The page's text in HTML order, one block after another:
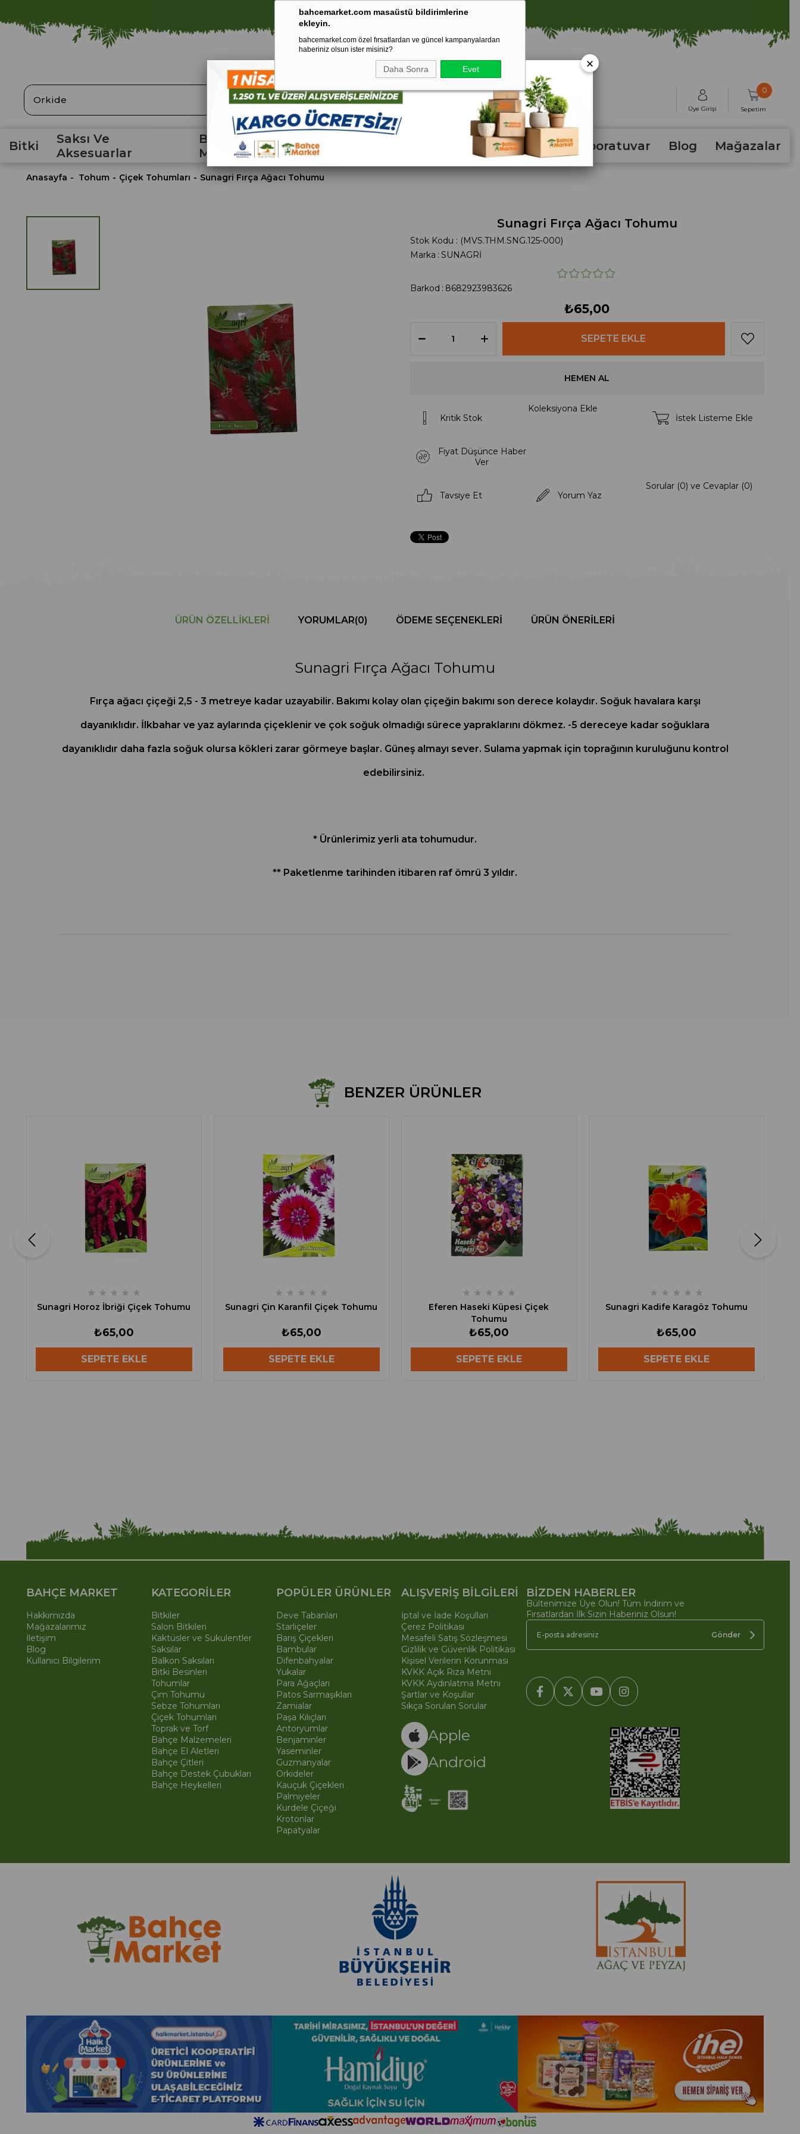
bahcemarket.com masaüstü bildirimlerine
ekleyin.
bahcemarket.com özel fırsatlardan ve güncel kampanyalardan
haberiniz olsun ister misiniz?
Daha Sonra Evet
⚠️ SATIŞLARIMIZ YALNIZCA İSTANBUL İLİ İLE SINIRLIDIR.
ARA
Üye Girişi Sepetim
0
Bitki
Saksı Ve
Aksesuarlar
Bahçe
Malzemeleri
Tohum Laboratuvar Blog Mağazalar
Anasayfa Tohum Çiçek Tohumları Sunagri Fırça Ağacı Tohumu
Sunagri Fırça Ağacı Tohumu
Stok Kodu
(MVS.THM.SNG.125-000)
Marka : SUNAGRİ
Barkod : 8682923983626
₺65,00
Kritik Stok
Koleksiyona Ekle
İstek Listeme Ekle
Fiyat Düşünce Haber
Ver
Tavsiye Et Yorum Yaz
Sorular (0) ve Cevaplar (0)
ÜRÜN ÖZELLIKLERI YORUMLAR(0) ÖDEME SEÇENEKLERI ÜRÜN ÖNERILERI
Sunagri Fırça Ağacı Tohumu
Fırça ağacı çiçeği 2,5 - 3 metreye kadar uzayabilir. Bakımı kolay olan çiçeğin bakımı son derece kolaydır. Soğuk havalara karşı
dayanıklıdır. İlkbahar ve yaz aylarında çiçeklenir ve çok soğuk olmadığı sürece yapraklarını dökmez. -5 dereceye kadar soğuklara
dayanıklıdır daha fazla soğuk olursa kökleri zarar görmeye başlar. Güneş almayı sever. Sulama yapmak için toprağının kuruluğunu kontrol
edebilirsiniz.
* Ürünlerimiz yerli ata tohumudur.
** Paketlenme tarihinden itibaren raf ömrü 3 yıldır.
BENZER ÜRÜNLER
★ ★ ★ ★ ★
Sunagri Horoz İbriği Çiçek Tohumu
₺65,00
SEPETE EKLE
★ ★ ★ ★ ★
Sunagri Çin Karanfil Çiçek Tohumu
₺65,00
SEPETE EKLE
★ ★ ★ ★ ★
Eferen Haseki Küpesi Çiçek
Tohumu
₺65,00
SEPETE EKLE
★ ★ ★ ★ ★
Sunagri Kadife Karagöz Tohumu
₺65,00
SEPETE EKLE
BAHÇE MARKET
Hakkımızda
Mağazalarımız
İletişim
Blog
Kullanıcı Bilgilerim
KATEGORİLER
Bitkiler
Salon Bitkileri
Kaktüsler ve Sukulentler
Saksılar
Balkon Saksıları
Bitki Besinleri
Tohumlar
Çim Tohumu
Sebze Tohumları
Çiçek Tohumları
Toprak ve Torf
Bahçe Malzemeleri
Bahçe El Aletleri
Bahçe Çitleri
Bahçe Destek Çubukları
Bahçe Heykelleri
POPÜLER ÜRÜNLER
Deve Tabanları
Starliçeler
Barış Çiçekleri
Bambular
Difenbahyalar
Yukalar
Para Ağaçları
Patos Sarmaşıkları
Zamialar
Paşa Kılıçları
Antoryumlar
Benjaminler
Yaseminler
Guzmanyalar
Orkideler
Kauçuk Çiçekleri
Palmiyeler
Kurdele Çiçeği
Krotonlar
Papatyalar
ALIŞVERİŞ BİLGİLERİ
İptal ve İade Koşulları
Çerez Politikası
Mesafeli Satış Sözleşmesi
Gizlilik ve Güvenlik Politikası
Kişisel Verilerin Korunması
KVKK Açık Rıza Metni
KVKK Aydınlatma Metni
Şartlar ve Koşullar
Sıkça Sorulan Sorular
Apple
Android
BİZDEN HABERLER
Bültenimize Üye Olun! Tüm İndirim ve
Fırsatlardan İlk Sizin Haberiniz Olsun!
Gönder
×